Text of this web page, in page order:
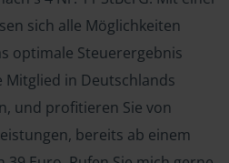
sich alle Möglichkeiten
optimale Steuerergebnis
Mitglied in Deutschlands
und profitieren Sie von
bereits ab einem